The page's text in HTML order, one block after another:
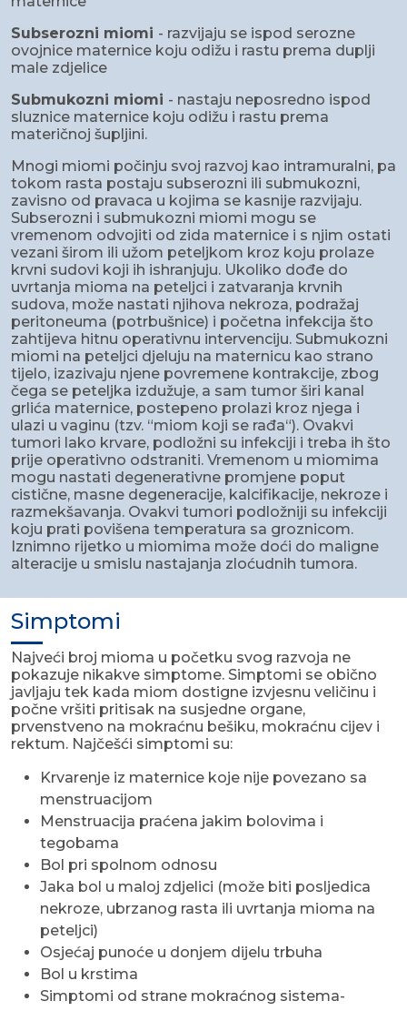
Subserozni miomi - razvijaju se ispod serozne
ovojnice maternice koju odižu i rastu prema duplji
male zdjelice
Submukozni miomi - nastaju neposredno ispod
sluznice maternice koju odižu i rastu prema
materičnoj šupljini.
Mnogi miomi počinju svoj razvoj kao intramuralni, pa
tokom rasta postaju subserozni ili submukozni,
zavisno od pravaca u kojima se kasnije razvijaju.
Subserozni i submukozni miomi mogu se
vremenom odvojiti od zida maternice i s njim ostati
vezani širom ili užom peteljkom kroz koju prolaze
krvni sudovi koji ih ishranjuju. Ukoliko dođe do
uvrtanja mioma na peteljci i zatvaranja krvnih
sudova, može nastati njihova nekroza, podražaj
peritoneuma (potrbušnice) i početna infekcija što
zahtijeva hitnu operativnu intervenciju. Submukozni
miomi na peteljci djeluju na maternicu kao strano
tijelo, izazivaju njene povremene kontrakcije, zbog
čega se peteljka izdužuje, a sam tumor širi kanal
grlića maternice, postepeno prolazi kroz njega i
ulazi u vaginu (tzv. “miom koji se rađa“). Ovakvi
tumori lako krvare, podložni su infekciji i treba ih što
prije operativno odstraniti. Vremenom u miomima
mogu nastati degenerativne promjene poput
cistične, masne degeneracije, kalcifikacije, nekroze i
razmekšavanja. Ovakvi tumori podložniji su infekciji
koju prati povišena temperatura sa groznicom.
Iznimno rijetko u miomima može doći do maligne
alteracije u smislu nastajanja zloćudnih tumora.
Simptomi
Najveći broj mioma u početku svog razvoja ne
pokazuje nikakve simptome. Simptomi se obično
javljaju tek kada miom dostigne izvjesnu veličinu i
počne vršiti pritisak na susjedne organe,
prvenstveno na mokraćnu bešiku, mokraćnu cijev i
rektum. Najčešći simptomi su:
Krvarenje iz maternice koje nije povezano sa
menstruacijom
Menstruacija praćena jakim bolovima i
tegobama
Bol pri spolnom odnosu
Jaka bol u maloj zdjelici (može biti posljedica
nekroze, ubrzanog rasta ili uvrtanja mioma na
peteljci)
Osjećaj punoće u donjem dijelu trbuha
Bol u krstima
Simptomi od strane mokraćnog sistema-